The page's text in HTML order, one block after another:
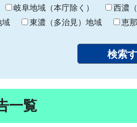
わ
り
岐阜地域（本庁除く） 西濃
域
東濃（多治見）地域 恵
一覧